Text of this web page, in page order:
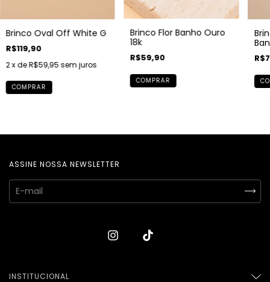
Brinco Oval Off White G
R$119,90
2x deR$59,95 sem juros
COMPRAR
Brinco Flor Banho Ouro
18k
R$59,90
COMPRAR
ASSINE NOSSA NEWSLETTER
INSTITUCIONAL